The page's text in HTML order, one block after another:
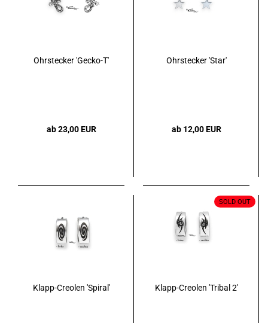
Ohrstecker 'Gecko-T'
ab 23,00 EUR
Ohrstecker 'Star'
ab 12,00 EUR
Klapp-Creolen 'Spiral'
SOLD OUT
Klapp-Creolen 'Tribal 2'